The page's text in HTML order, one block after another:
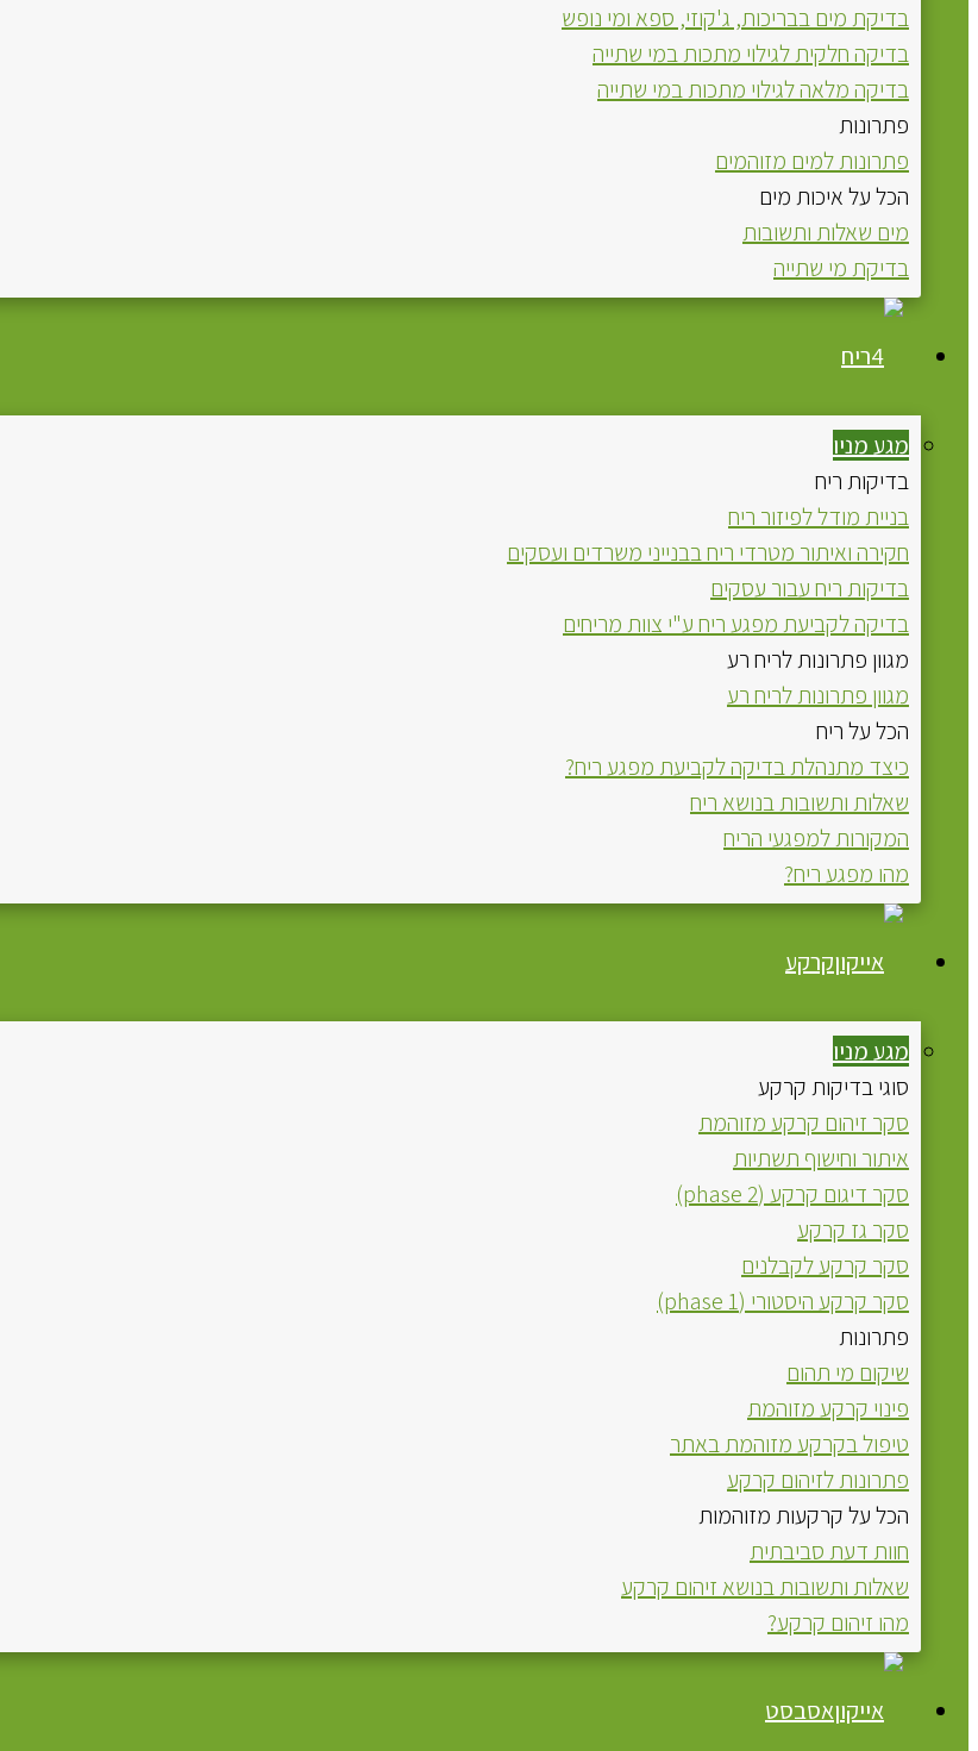
בדיקת מים בבריכות, ג'קוזי, ספא ומי נופש
בדיקה חלקית לגילוי מתכות במי שתייה
בדיקה מלאה לגילוי מתכות במי שתייה
פתרונות
פתרונות למים מזוהמים
הכל על איכות מים
מים שאלות ותשובות
בדיקת מי שתייה
ריח
מגע מניו
בדיקות ריח
בניית מודל לפיזור ריח
חקירה ואיתור מטרדי ריח בבנייני משרדים ועסקים
בדיקות ריח עבור עסקים
בדיקה לקביעת מפגע ריח ע"י צוות מריחים
מגוון פתרונות לריח רע
מגוון פתרונות לריח רע
הכל על ריח
כיצד מתנהלת בדיקה לקביעת מפגע ריח?
שאלות ותשובות בנושא ריח
המקורות למפגעי הריח
מהו מפגע ריח?
קרקע
מגע מניו
סוגי בדיקות קרקע
סקר זיהום קרקע מזוהמת
איתור וחישוף תשתיות
סקר דיגום קרקע (phase 2)
סקר גז קרקע
סקר קרקע לקבלנים
סקר קרקע היסטורי (phase 1)
פתרונות
שיקום מי תהום
פינוי קרקע מזוהמת
טיפול בקרקע מזוהמת באתר
פתרונות לזיהום קרקע
הכל על קרקעות מזוהמות
חוות דעת סביבתית
שאלות ותשובות בנושא זיהום קרקע
מהו זיהום קרקע?
אסבסט